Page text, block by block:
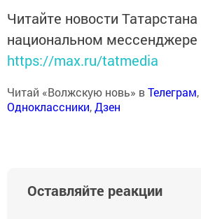
Читайте новости Татарстана
национальном
https://max.ru/tatmedia
Читай «Волжскую новь» вТелеграм,
Одноклассники,Дзен
Оставляйте реакции